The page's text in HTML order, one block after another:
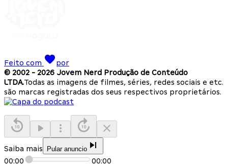
Feito com
por
© 2002 - 2026 Jovem Nerd Produção de Conteúdo
LTDA.Todas as imagens de filmes, séries, redes sociais e etc.
são marcas registradas dos seus respectivos proprietários.
Saiba mais Pular anuncio
00:00 00:00